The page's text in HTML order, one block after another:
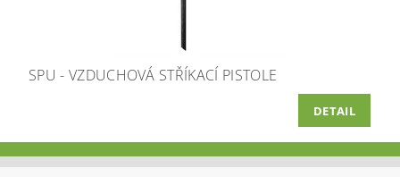
SPU - VZDUCHOVÁ STŘÍKACÍ PISTOLE
DETAIL